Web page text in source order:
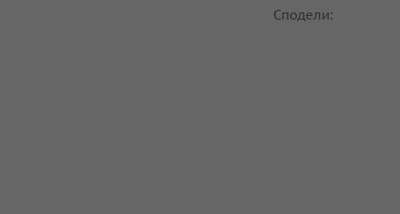
Сподели: